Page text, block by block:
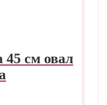
см овал